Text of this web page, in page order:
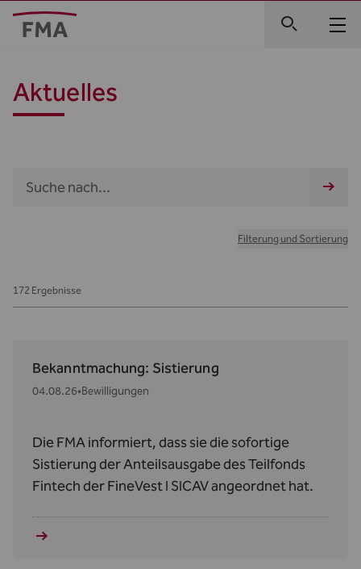
Aktuelles
Filterung und Sortierung
172 Ergebnisse
Bekanntmachung: Sistierung
04.08.26•Bewilligungen
Die FMA informiert, dass sie die sofortige
Sistierung der Anteilsausgabe des Teilfonds
Fintech der FineVest I SICAV angeordnet hat.